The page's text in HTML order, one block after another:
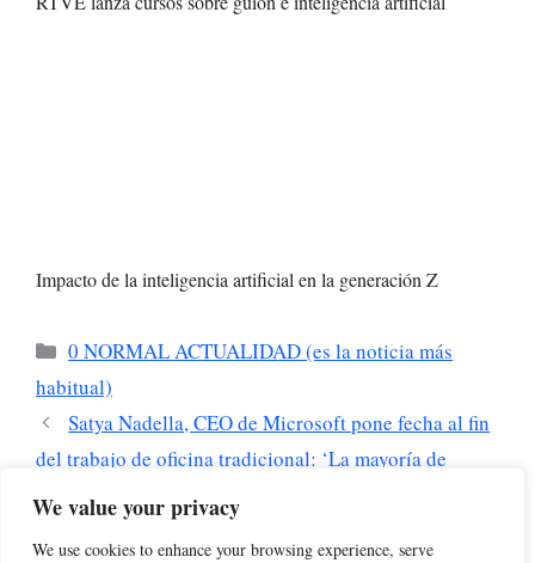
We value your privacy
We use cookies to enhance your browsing experience, serve
Impacto de la inteligencia artificial en la generación Z
Categorías
0 NORMAL ACTUALIDAD (es la noticia más
habitual)
Satya Nadella, CEO de Microsoft pone fecha al fin
del trabajo de oficina tradicional: ‘La mayoría de
tareas se automatizarán en 18 meses’